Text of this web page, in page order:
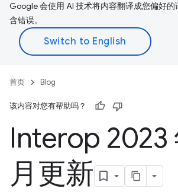
Google 会使用 AI 技术将内容翻译成您偏好
含错误。
首页 Blog
该内容对您有帮助吗？
Interop 2023
月更新